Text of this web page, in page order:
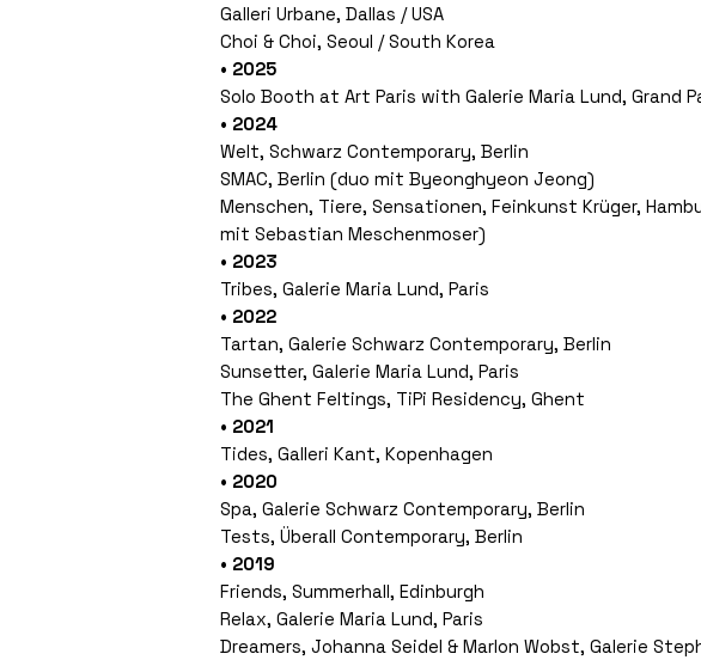
Galleri Urbane, Dallas / USA
Choi & Choi, Seoul / South Korea
• 2025
Solo Booth at Art Paris with Galerie Maria Lund, Grand
• 2024
Welt, Schwarz Contemporary, Berlin
SMAC, Berlin (duo mit Byeonghyeon Jeong)
Menschen, Tiere, Sensationen, Feinkunst Krüger,
mit Sebastian Meschenmoser)
• 2023
Tribes, Galerie Maria Lund, Paris
• 2022
Tartan, Galerie Schwarz Contemporary, Berlin
Sunsetter, Galerie Maria Lund, Paris
The Ghent Feltings, TiPi Residency, Ghent
• 2021
Tides, Galleri Kant, Kopenhagen
• 2020
Spa, Galerie Schwarz Contemporary, Berlin
Tests, Überall Contemporary, Berlin
• 2019
Friends, Summerhall, Edinburgh
Relax, Galerie Maria Lund, Paris
Dreamers, Johanna Seidel & Marlon Wobst, Galerie